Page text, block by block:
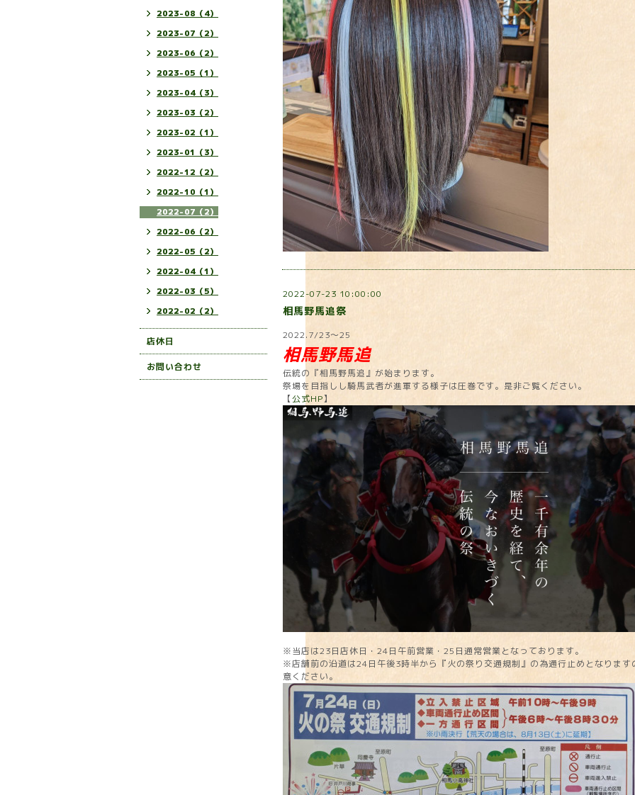
2022-07-23 10:00:00
相馬野馬追祭
2022.7/23〜25
相馬野馬追
伝統の『相馬野馬追』が始まります。
祭場を目指しし騎馬武者が進軍する様子は圧巻です。是非ご覧ください。
【公式HP】
※当店は23日店休日・24日午前営業・25日通常営業となっております。
※店舗前の沿道は24日午後3時半から『火の祭り交通規制』の為通行止めとなります
意ください。
2023-08（4）
2023-07（2）
2023-06（2）
2023-05（1）
2023-04（3）
2023-03（2）
2023-02（1）
2023-01（3）
2022-12（2）
2022-10（1）
2022-07（2）
2022-06（2）
2022-05（2）
2022-04（1）
2022-03（5）
2022-02（2）
店休日
お問い合わせ